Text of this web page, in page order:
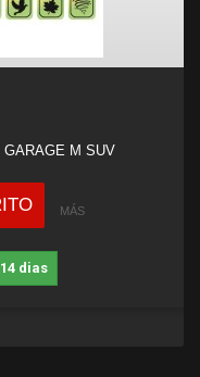
GARAGE M SUV
MÁS
dias